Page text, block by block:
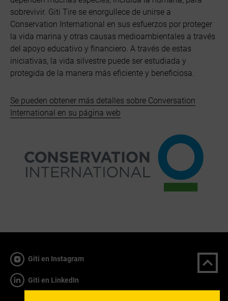
sobrevivir. Giti Tire se enorgullece de unirse a
Conservation International en sus esfuerzos por proteger
la vida marina y otras causas medioambientales a través
del apoyo educativo y financiero. A través de estas
iniciativas, la vida silvestre puede ser estudiada y
protegida de la manera más eficiente y beneficiosa.
Se pueden obtener más detalles sobre Conversation
International en su página web
Giti en Instagram
Giti en LinkedIn